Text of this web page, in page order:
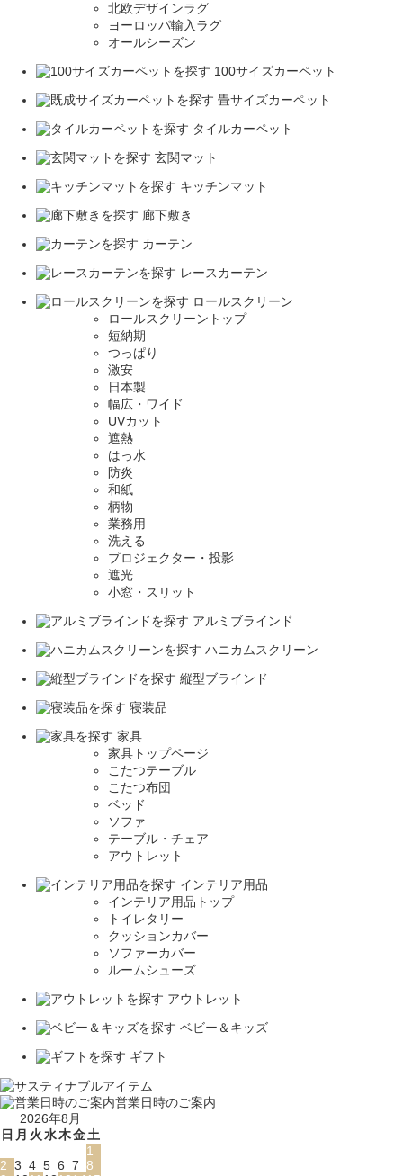
北欧デザインラグ
ヨーロッパ輸入ラグ
オールシーズン
100サイズカーペット
畳サイズカーペット
タイルカーペット
玄関マット
キッチンマット
廊下敷き
カーテン
レースカーテン
ロールスクリーン
ロールスクリーントップ
短納期
つっぱり
激安
日本製
幅広・ワイド
UVカット
遮熱
はっ水
防炎
和紙
柄物
業務用
洗える
プロジェクター・投影
遮光
小窓・スリット
アルミブラインド
ハニカムスクリーン
縦型ブラインド
寝装品
家具
家具トップページ
こたつテーブル
こたつ布団
ベッド
ソファ
テーブル・チェア
アウトレット
インテリア用品
インテリア用品トップ
トイレタリー
クッションカバー
ソファーカバー
ルームシューズ
アウトレット
ベビー＆キッズ
ギフト
営業日時のご案内
2026年8月
日 月 火水木金土
1
2 3 4 5 6 7 8